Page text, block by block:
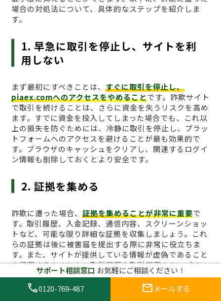
場合の対処法について、具体的なステップを紹介しま
す。
1. 早急に取引を停止し、サイトを利
用しない
まず最初にすべきことは、 すぐに取引を停止し、
piaex.comへのアクセスをやめることです。詐欺サイト
で取引を続けることは、さらに資金を失うリスクを高め
ます。すでに資金を投入してしまった場合でも、これ以
上の損失を防ぐためには、冷静に取引を停止し、プラッ
トフォームへのアクセスを避けることが最も効果的で
す。ブラウザのキャッシュをクリアし、関連するログイ
ン情報も削除しておくとより安全です。
2. 証拠を集める
詐欺に遭った場合、 証拠を集めることが非常に重要で
す。取引履歴、入金記録、通信内容、スクリーンショッ
トなど、可能な限り詳細な証拠を収集しましょう。これ
らの証拠は後に被害届を提出する際に非常に役立ちま
す。また、サイトが提供している情報が虚偽であること
を証明するためにも、取引履歴や取引画面のキャプチャ
は必須です。特に、引き出しができないことや、サイト
からの不正な要求があった場合、その証拠は重要な役割
を果たします。
サポート相談窓口 お気軽にご相談ください！
call0120-769-487 mail メールする